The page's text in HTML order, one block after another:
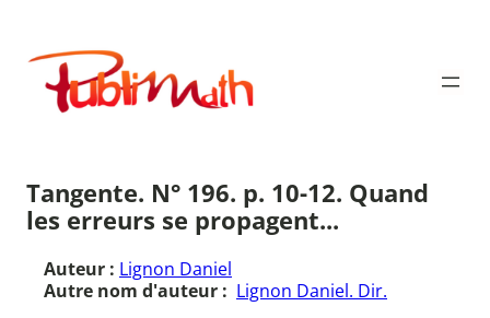
contenu
Publimath
Tangente. N° 196. p. 10-12. Quand
les erreurs se propagent...
Auteur : Lignon Daniel
Autre nom d'auteur : Lignon Daniel. Dir.